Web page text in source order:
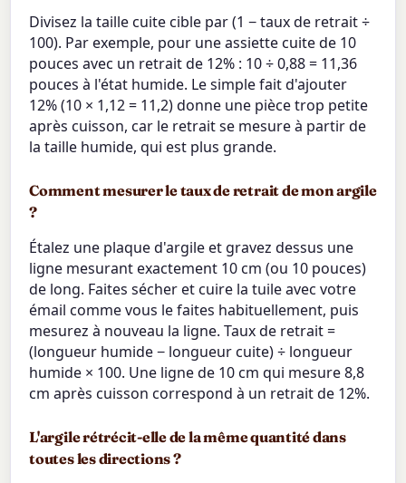
Divisez la taille cuite cible par (1 − taux de retrait ÷
100). Par exemple, pour une assiette cuite de 10
pouces avec un retrait de 12% : 10 ÷ 0,88 = 11,36
pouces à l'état humide. Le simple fait d'ajouter
12% (10 × 1,12 = 11,2) donne une pièce trop petite
après cuisson, car le retrait se mesure à partir de
la taille humide, qui est plus grande.
Comment mesurer le taux de retrait de mon argile
?
Étalez une plaque d'argile et gravez dessus une
ligne mesurant exactement 10 cm (ou 10 pouces)
de long. Faites sécher et cuire la tuile avec votre
émail comme vous le faites habituellement, puis
mesurez à nouveau la ligne. Taux de retrait =
(longueur humide − longueur cuite) ÷ longueur
humide × 100. Une ligne de 10 cm qui mesure 8,8
cm après cuisson correspond à un retrait de 12%.
L'argile rétrécit-elle de la même quantité dans
toutes les directions ?